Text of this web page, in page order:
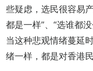
些疑虑，选民很容易
都是一样”、“选谁都
当这种悲观情绪蔓延
绪一样，都是对香港